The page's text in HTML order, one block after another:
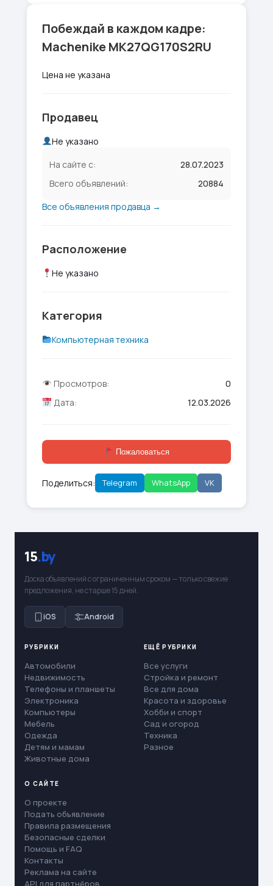
Побеждай в каждом кадре:
Machenike MK27QG170S2RU
Цена не указана
Продавец
Не указано
На сайте с:
28.07.2023
Всего объявлений:
20884
Все объявления продавца →
Расположение
Не указано
Категория
Компьютерная техника
Просмотров:
0
Дата:
12.03.2026
Пожаловаться
Поделиться: Telegram WhatsApp VK
15.by
Доска объявлений с ограниченным сроком — только свежие
предложения, не старше 15 дней.
iOS Android
РУБРИКИ
Автомобили
Недвижимость
Телефоны и планшеты
Электроника
Компьютеры
Мебель
Одежда
Детям и мамам
Животные дома
ЕЩЁ РУБРИКИ
Все услуги
Стройка и ремонт
Все для дома
Красота и здоровье
Хобби и спорт
Сад и огород
Техника
Разное
О САЙТЕ
О проекте
Подать объявление
Правила размещения
Безопасные сделки
Помощь и FAQ
Контакты
Реклама на сайте
API для партнёров